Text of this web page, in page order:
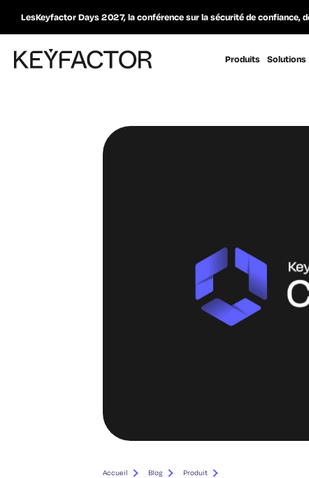
LesKeyfactor Days 2027, la conférence sur la sécurité de confiance,
Produits Solutions
Accueil Blog Produit